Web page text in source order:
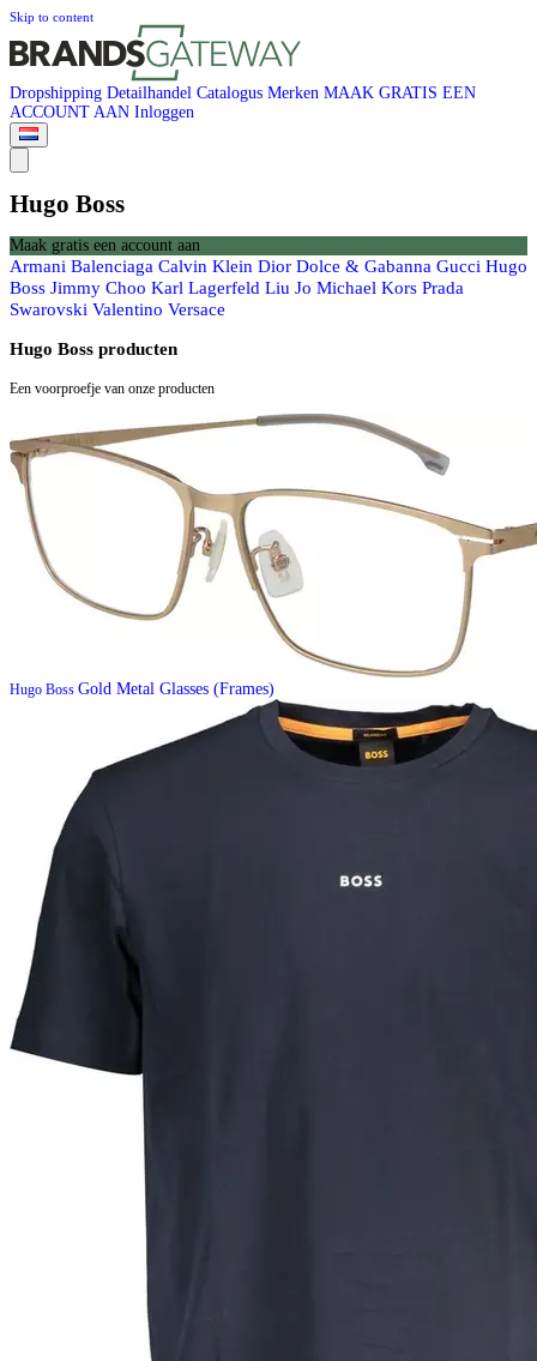
Skip to content
Dropshipping Detailhandel Catalogus Merken MAAK GRATIS EEN
ACCOUNT AAN Inloggen
Hugo Boss
Maak gratis een account aan
Armani Balenciaga Calvin Klein Dior Dolce & Gabanna Gucci Hugo
Boss Jimmy Choo Karl Lagerfeld Liu Jo Michael Kors Prada
Swarovski Valentino Versace
Hugo Boss producten
Een voorproefje van onze producten
Hugo Boss Gold Metal Glasses (Frames)